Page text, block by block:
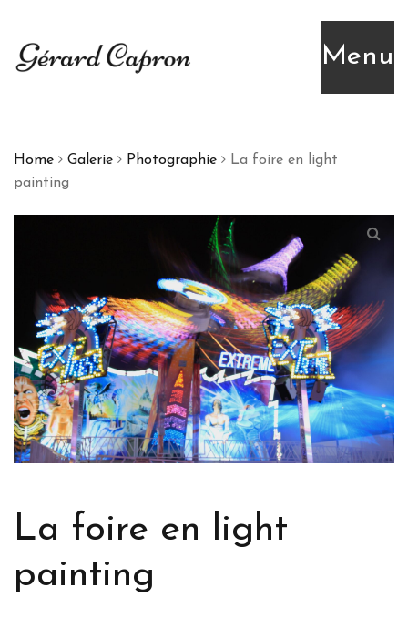
Menu
Home Galerie Photographie
La foire en light
painting
La foire en light
painting